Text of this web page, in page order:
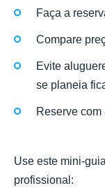
Faça a
Compare
Evite
se planeia
Reserve
Use este mini-
profissional: